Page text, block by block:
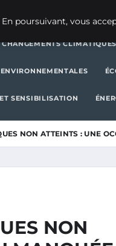
CHANGEMENTS
SENSIBILISATION
NON ATTEINTS : UNE
NON
poursuivant, vous